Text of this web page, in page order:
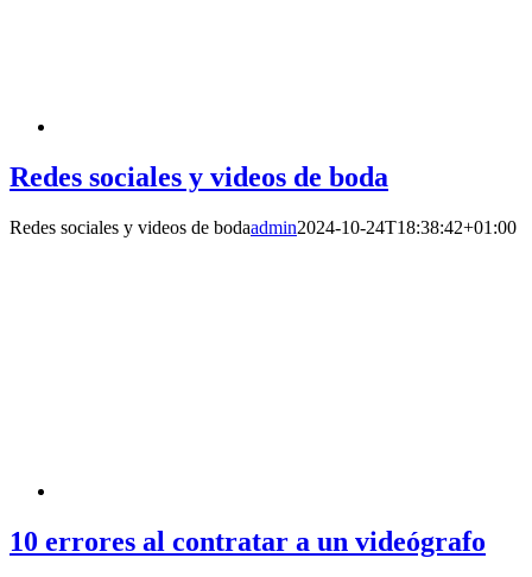
Redes sociales y videos de boda
Redes sociales y videos de bodaadmin2024-10-24T18:38:42+01:00
10 errores al contratar a un videógrafo